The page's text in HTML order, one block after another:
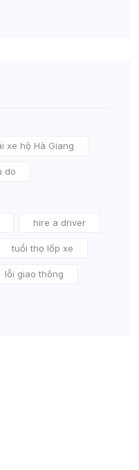
xe hộ Hà Giang
do
hire a driver
tuổi thọ lốp xe
lỗi giao thông